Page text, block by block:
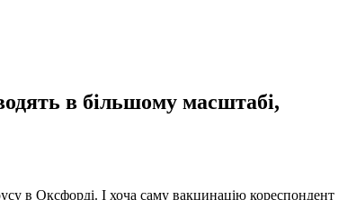
в більшому масштабі,
в Оксфорді. І хоча саму вакцинацію кореспондент